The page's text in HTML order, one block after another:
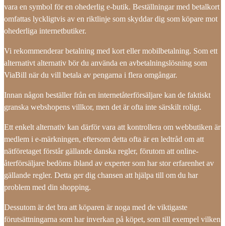
vara en symbol för en ohederlig e-butik. Beställningar med betalkort
omfattas lyckligtvis av en riktlinje som skyddar dig som köpare mot
ohederliga internetbutiker.
Vi rekommenderar betalning med kort eller mobilbetalning. Som ett
alternativt alternativ bör du använda en avbetalningslösning som
ViaBill när du vill betala av pengarna i flera omgångar.
Innan någon beställer från en internetåterförsäljare kan de faktiskt
granska webshopens villkor, men det är ofta inte särskilt roligt.
Ett enkelt alternativ kan därför vara att kontrollera om webbutiken är
medlem i e-märkningen, eftersom detta ofta är en ledtråd om att
nätföretaget förstår gällande danska regler, förutom att online-
återförsäljare bedöms ibland av experter som har stor erfarenhet av
gällande regler. Detta ger dig chansen att hjälpa till om du har
problem med din shopping.
Dessutom är det bra att köparen är noga med de viktigaste
förutsättningarna som har inverkan på köpet, som till exempel vilken